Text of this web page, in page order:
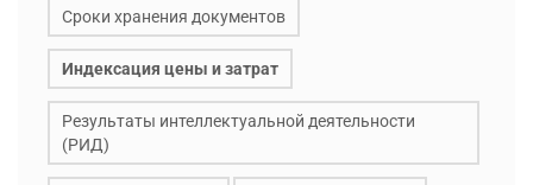
Сроки хранения документов
Индексация цены и затрат
Результаты интеллектуальной деятельности
(РИД)